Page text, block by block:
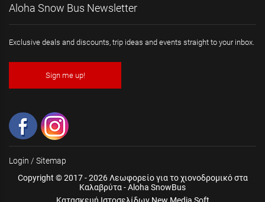
Aloha Snow Bus Newsletter
Exclusive deals and discounts, trip ideas and events straight to your inbox.
Sign me up!
Login / Sitemap
Copyright © 2017 - 2026 Λεωφορείο για το χιονοδρομικό στα
Καλαβρύτα - Aloha SnowBus